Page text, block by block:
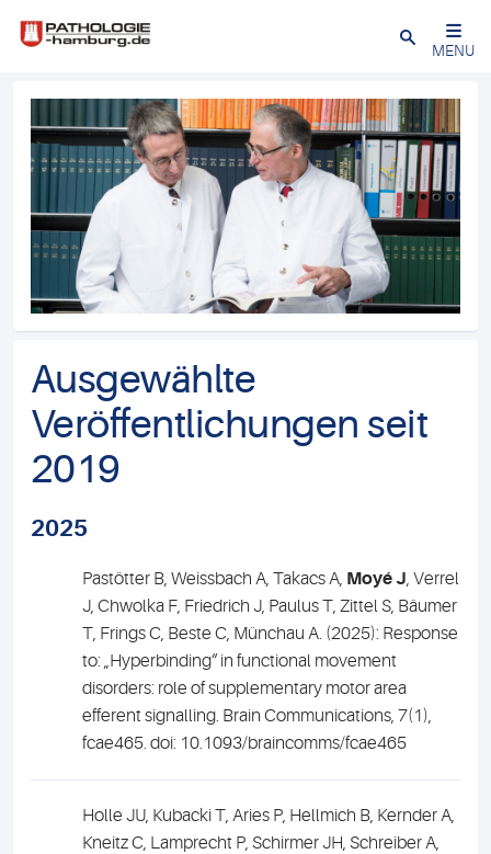
Close
MENU
Ausgewählte
Veröffentlichungen seit
2019
2025
Pastötter B, Weissbach A, Takacs A, Moyé J, Verrel
J, Chwolka F, Friedrich J, Paulus T, Zittel S, Bäumer
T, Frings C, Beste C, Münchau A. (2025): Response
to: „Hyperbinding“ in functional movement
disorders: role of supplementary motor area
efferent signalling. Brain Communications, 7(1),
fcae465. doi: 10.1093/braincomms/fcae465
Holle JU, Kubacki T, Aries P, Hellmich B, Kernder A,
Kneitz C, Lamprecht P, Schirmer JH, Schreiber A,